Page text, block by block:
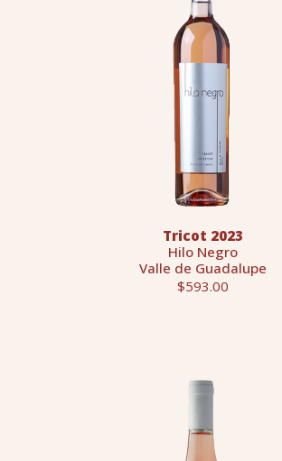
Tricot 2023
Hilo Negro
Valle de Guadalupe
$593.00